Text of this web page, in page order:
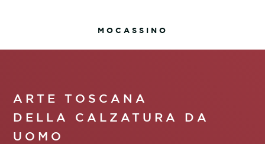
MOCASSINO
ARTE TOSCANA
DELLA CALZATURA DA
UOMO